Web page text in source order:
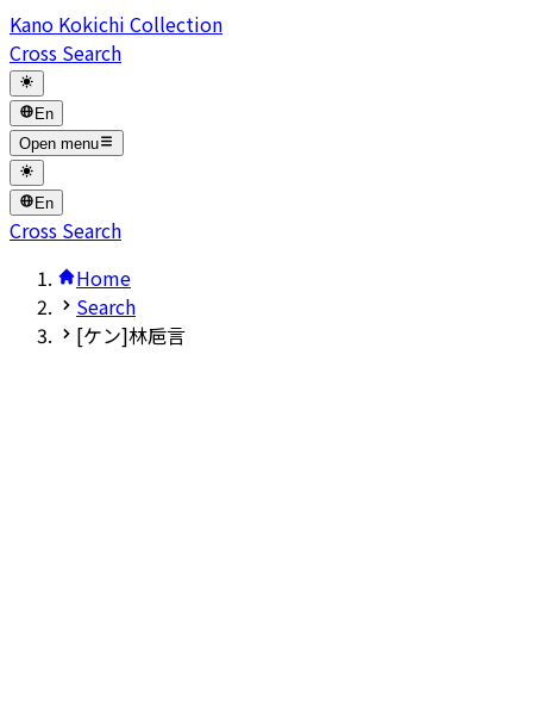
Kano Kokichi Collection
Cross Search
En
Open menu
En
Cross Search
Home
Search
[ケン]林巵言